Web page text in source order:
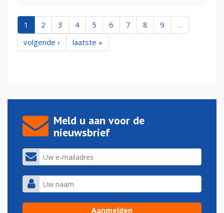
1 2 3 4 5 6 7 8 9
…
volgende ›
laatste »
Meld u aan voor de
nieuwsbrief